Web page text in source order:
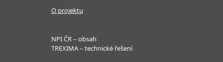
O projektu
NPI ČR – obsah
TREXIMA – technické řešení